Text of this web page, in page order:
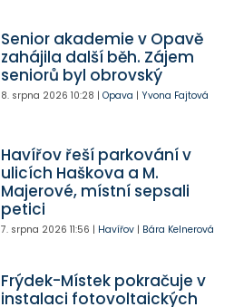
Senior akademie v Opavě
zahájila další běh. Zájem
seniorů byl obrovský
8. srpna 2026 10:28 | Opava | Yvona Fajtová
Havířov řeší parkování v
ulicích Haškova a M.
Majerové, místní sepsali
petici
7. srpna 2026 11:56 | Havířov| Bára Kelnerová
Frýdek-Místek pokračuje v
instalaci fotovoltaických